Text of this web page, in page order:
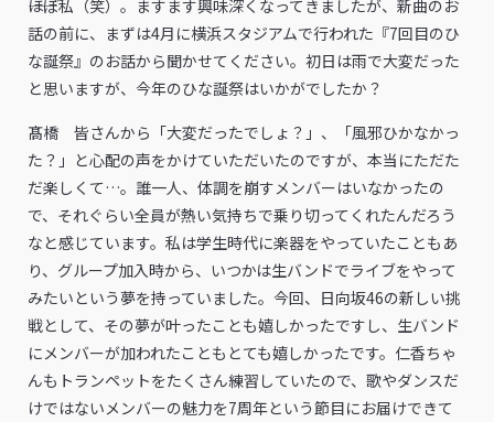
――ほぼ私（笑）。ますます興味深くなってきましたが、新曲のお
話の前に、まずは4月に横浜スタジアムで行われた『7回目のひ
な誕祭』のお話から聞かせてください。初日は雨で大変だった
と思いますが、今年のひな誕祭はいかがでしたか？
髙橋 皆さんから「大変だったでしょ？」、「風邪ひかなかっ
た？」と心配の声をかけていただいたのですが、本当にただた
だ楽しくて…。誰一人、体調を崩すメンバーはいなかったの
で、それぐらい全員が熱い気持ちで乗り切ってくれたんだろう
なと感じています。私は学生時代に楽器をやっていたこともあ
り、グループ加入時から、いつかは生バンドでライブをやって
みたいという夢を持っていました。今回、日向坂46の新しい挑
戦として、その夢が叶ったことも嬉しかったですし、生バンド
にメンバーが加われたこともとても嬉しかったです。仁香ちゃ
んもトランペットをたくさん練習していたので、歌やダンスだ
けではないメンバーの魅力を7周年という節目にお届けできて